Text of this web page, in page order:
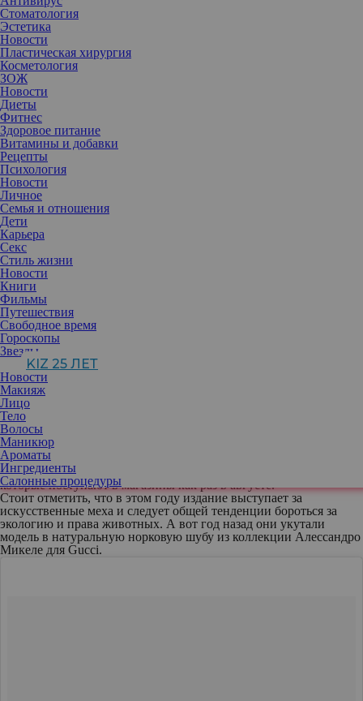
Стоматология
Эстетика
Новости
Пластическая хирургия
Косметология
ЗОЖ
Новости
Диеты
Фитнес
Здоровое питание
Витамины и добавки
Рецепты
Психология
Новости
Личное
Семья и отношения
Дети
Карьера
Секс
Стиль жизни
Новости
Книги
Фильмы
Путешествия
Свободное время
Гороскопы
Звезды
KIZ 25 ЛЕТ
Новости
Макияж
Лицо
Тело
Волосы
Маникюр
Ароматы
Ингредиенты
Салонные процедуры
Публикация от Gisele Bündchen (@gisele)
Только недавно бразильская модель Жизель Бюндхен позировала
Марио Тестино на бортике бассейна в солнечном Рио, а теперь
фотографы Инез и Винуд решили закутать знаменитость в меха
и снять вместе с живым кенгуру. Все бы ничего, вот только речь
идет об августовской обложке французского Vogue, поэтому
поклонники решили, что такой наряд был несколько
преждевременным.
Модные критики отметили, что французский Voguе, видимо,
решил нарушить стереотипы и пригласил для участия в съемках
два раза подряд одну и ту же модель. Да и видеть шубу в разгар
лета тоже было весьма странно, хотя поклонники издания
предположили, что таким образом представители журнала
пытаются повысить интерес к осенне-зимним коллекциям,
которые поступают в магазины как раз в августе.
Стоит отметить, что в этом году издание выступает за
искусственные меха и следует общей тенденции бороться за
экологию и права животных. А вот год назад они укутали
модель в натуральную норковую шубу из коллекции Алессандро
Микеле для Gucci.